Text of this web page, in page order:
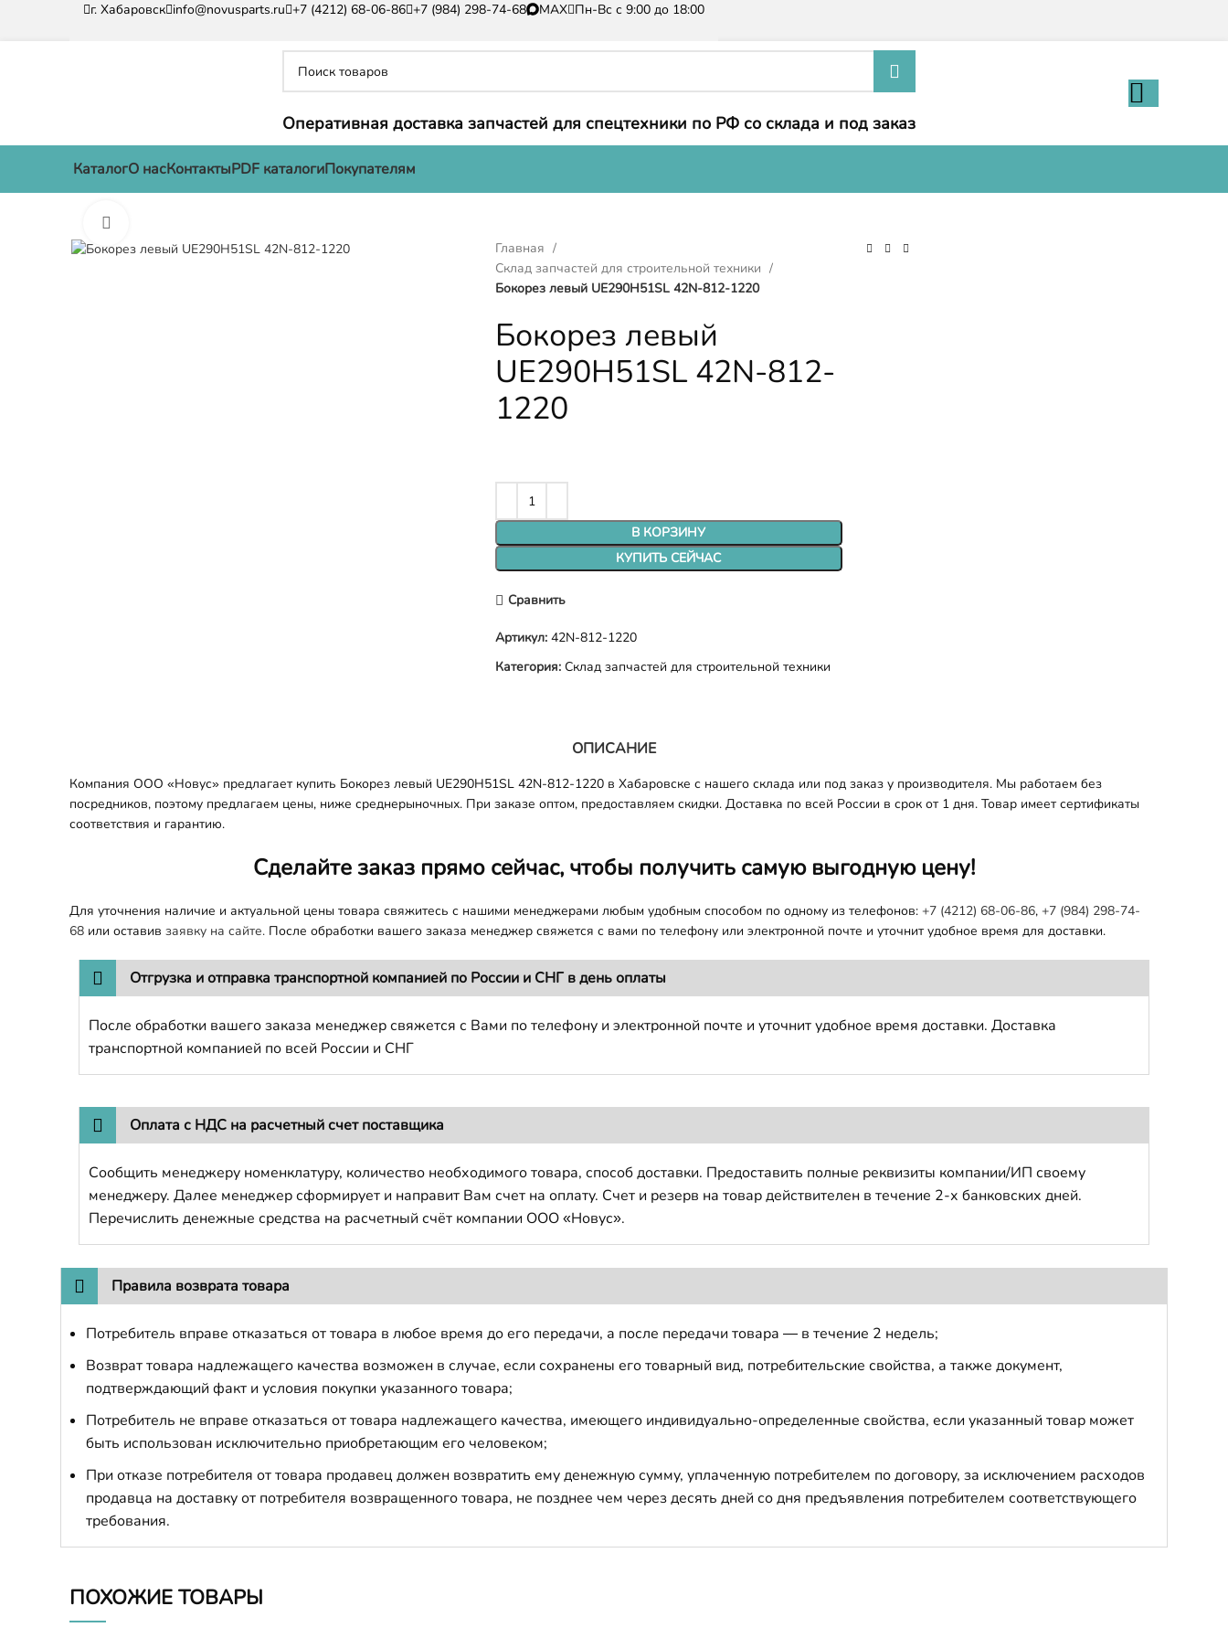
г. Хабаровск info@novusparts.ru +7 (4212) 68-06-86 +7 (984) 298-74-68 MAX Пн-Вс с 9:00 до 18:00
Оперативная доставка запчастей для спецтехники по РФ со склада и под заказ
КаталогО насКонтактыPDF каталогиПокупателям
Главная
Склад запчастей для строительной техники
Бокорез левый UE290H51SL 42N-812-1220
Бокорез левый
UE290H51SL 42N-812-
1220
В КОРЗИНУ
КУПИТЬ СЕЙЧАС
Сравнить
Артикул:42N-812-1220
Категория: Склад запчастей для строительной техники
ОПИСАНИЕ
Компания ООО «Новус» предлагает купить Бокорез левый UE290H51SL 42N-812-1220 в Хабаровске с нашего склада или под заказ у производителя. Мы работаем без
посредников, поэтому предлагаем цены, ниже среднерыночных. При заказе оптом, предоставляем скидки. Доставка по всей России в срок от 1 дня. Товар имеет сертификаты
соответствия и гарантию.
Сделайте заказ прямо сейчас, чтобы получить самую выгодную цену!
Для уточнения наличие и актуальной цены товара свяжитесь с нашими менеджерами любым удобным способом по одному из телефонов: +7 (4212) 68-06-86, +7 (984) 298-74-
68 или оставив заявку на сайте. После обработки вашего заказа менеджер свяжется с вами по телефону или электронной почте и уточнит удобное время для доставки.
Отгрузка и отправка транспортной компанией по России и СНГ в день оплаты
После обработки вашего заказа менеджер свяжется с Вами по телефону и электронной почте и уточнит удобное время доставки. Доставка
транспортной компанией по всей России и СНГ
Оплата с НДС на расчетный счет поставщика
Сообщить менеджеру номенклатуру, количество необходимого товара, способ доставки. Предоставить полные реквизиты компании/ИП своему
менеджеру. Далее менеджер сформирует и направит Вам счет на оплату. Счет и резерв на товар действителен в течение 2-х банковских дней.
Перечислить денежные средства на расчетный счёт компании ООО «Новус».
Правила возврата товара
Потребитель вправе отказаться от товара в любое время до его передачи, а после передачи товара — в течение 2 недель;
Возврат товара надлежащего качества возможен в случае, если сохранены его товарный вид, потребительские свойства, а также документ,
подтверждающий факт и условия покупки указанного товара;
Потребитель не вправе отказаться от товара надлежащего качества, имеющего индивидуально-определенные свойства, если указанный товар может
быть использован исключительно приобретающим его человеком;
При отказе потребителя от товара продавец должен возвратить ему денежную сумму, уплаченную потребителем по договору, за исключением расходов
продавца на доставку от потребителя возвращенного товара, не позднее чем через десять дней со дня предъявления потребителем соответствующего
требования.
ПОХОЖИЕ ТОВАРЫ